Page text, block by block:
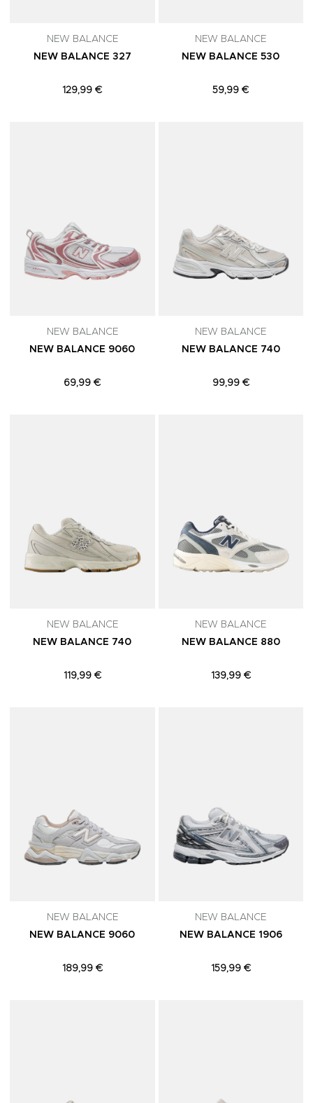
NEW BALANCE
NEW BALANCE 327
129,99 €
NEW BALANCE
NEW BALANCE 530
59,99 €
NEW BALANCE
NEW BALANCE 9060
69,99 €
NEW BALANCE
NEW BALANCE 740
99,99 €
NEW BALANCE
NEW BALANCE 740
119,99 €
NEW BALANCE
NEW BALANCE 880
139,99 €
NEW BALANCE
NEW BALANCE 9060
189,99 €
NEW BALANCE
NEW BALANCE 1906
159,99 €